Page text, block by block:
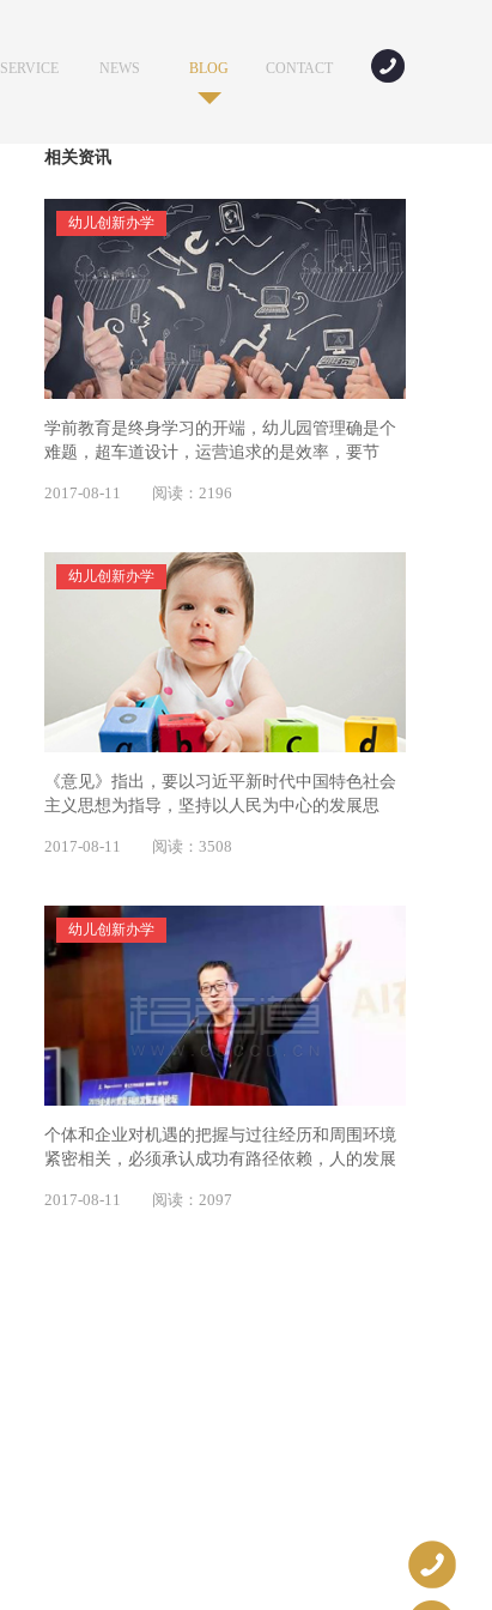
SERVICE NEWS BLOG CONTACT
相关资讯
幼儿创新办学
学前教育是终身学习的开端，幼儿园管理确是个
难题，超车道设计，运营追求的是效率，要节
2017-08-11 阅读：2196
幼儿创新办学
《意见》指出，要以习近平新时代中国特色社会
主义思想为指导，坚持以人民为中心的发展思
革
2017-08-11 阅读：3508
幼儿创新办学
个体和企业对机遇的把握与过往经历和周围环境
紧密相关，必须承认成功有路径依赖，人的发展
2017-08-11 阅读：2097